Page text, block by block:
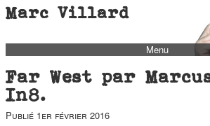
Marc Villard
Menu
bio
Far West par
In8.
Publié 1er février 2016